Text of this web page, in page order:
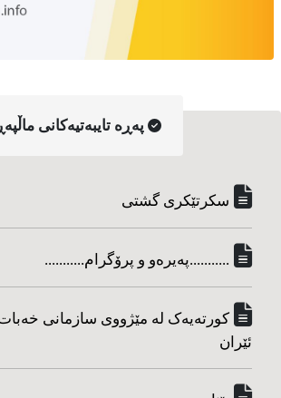
په‌ڕه‌ تایبه‌تیه‌کانی ماڵپه‌ڕ
سکرتێکری گشتی
...........په‌یره‌و و پرۆگرام...........
کورته‌یه‌ک له مێژووی سازمانی
ئێران